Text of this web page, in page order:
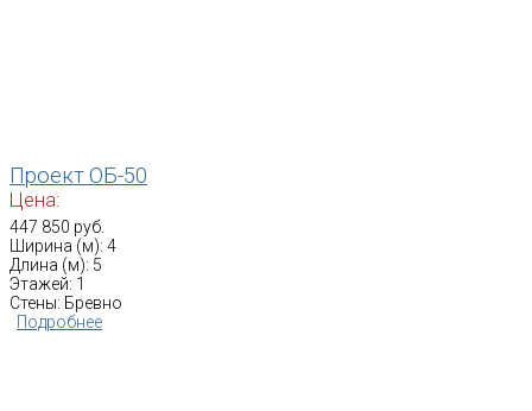
Проект ОБ-50
Цена:
447 850 руб.
Ширина (м): 4
Длина (м): 5
Этажей: 1
Стены: Бревно
Подробнее